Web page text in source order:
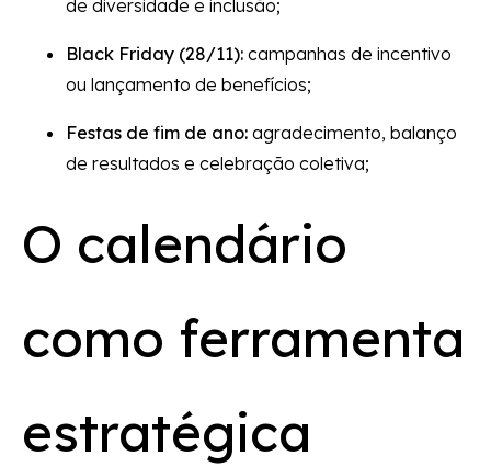
de diversidade e inclusão;
Black Friday (28/11): campanhas de incentivo
ou lançamento de benefícios;
Festas de fim de ano: agradecimento, balanço
de resultados e celebração coletiva;
O calendário
como ferramenta
estratégica